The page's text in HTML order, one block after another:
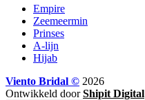
Empire
Zeemeermin
Prinses
A-lijn
Hijab
Viento Bridal © 2026
Ontwikkeld doorShipit Digital